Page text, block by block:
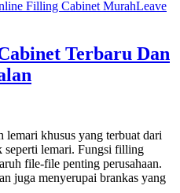
Filling Cabinet MurahLeave
Terbaru Dan
lemari khusus yang terbuat dari
seperti lemari. Fungsi filling
file-file penting perusahaan.
juga menyerupai brankas yang